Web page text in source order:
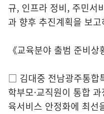
규, 인프라 정비, 주민서
과 향후 추진계획을 보
《교육분야 출범 준비상
□ 김대중 전남광주통합
학부모·교직원이 통합
육서비스 안정화에 최선